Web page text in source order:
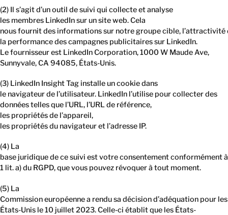
(2) Il s’agit d’un outil de suivi qui collecte et analyse
les membres LinkedIn sur un site web. Cela
nous fournit des informations sur notre groupe cible, l’attractivité
la performance des campagnes publicitaires sur LinkedIn.
Le fournisseur est LinkedIn Corporation, 1000 W Maude Ave,
Sunnyvale, CA 94085, États-Unis.
(3) LinkedIn Insight Tag installe un cookie dans
le navigateur de l’utilisateur. LinkedIn l’utilise pour collecter des
données telles que l’URL, l’URL de référence,
les propriétés de l’appareil,
les propriétés du navigateur et l’adresse IP.
(4) La
base juridique de ce suivi est votre consentement conformément à
1 lit. a) du RGPD, que vous pouvez révoquer à tout moment.
(5) La
Commission européenne a rendu sa décision d’adéquation pour les
États-Unis le 10 juillet 2023. Celle-ci établit que les États-